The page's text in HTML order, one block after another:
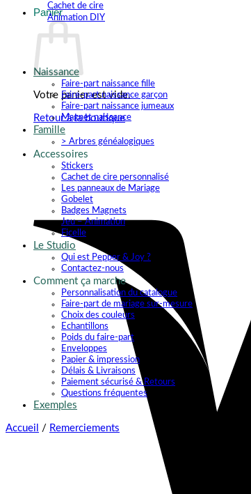
Panier
Votre panier est vide.
Retour à la boutique
Cachet de cire
Animation DIY
Naissance
Faire-part naissance fille
Faire-part naissance garçon
Faire-part naissance jumeaux
Magnet naissance
Famille
> Arbres généalogiques
Accessoires
Stickers
Cachet de cire personnalisé
Les panneaux de Mariage
Gobelet
Badges Magnets
Jeu – Animation
Ficelle
Le Studio
Qui est Pepper & Joy ?
Contactez-nous
Comment ça marche
Personnalisation du catalogue
Faire-part de mariage sur-mesure
Choix des couleurs
Echantillons
Poids du faire-part
Enveloppes
Papier & impression
Délais & Livraisons
Paiement sécurisé & Retours
Questions fréquentes
Exemples
Accueil / Remerciements